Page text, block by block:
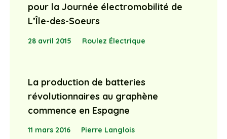
pour la Journée électromobilité de
L’Île-des-Soeurs
28 avril 2015 Roulez Électrique
La production de batteries
révolutionnaires au graphène
commence en Espagne
11 mars 2016 Pierre Langlois